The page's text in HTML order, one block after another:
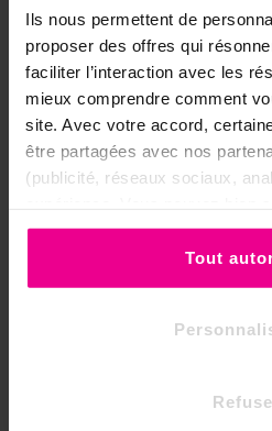
Ils nous permettent de
proposer des offres qui
faciliter l’interaction avec les
mieux comprendre comment
site. Avec votre accord,
être partagées avec nos
(publicité, réseaux sociaux,
ou de les refuser.
Tout